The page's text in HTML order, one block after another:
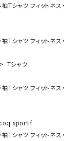
Tシャツ フィットネス・
Tシャツ フィットネス・
Tシャツ
Tシャツ フィットネス・
sportif
Tシャツ フィットネス・